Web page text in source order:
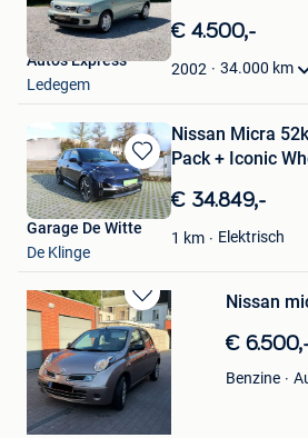
in
Mijn
Favorieten
€ 4.500,-
2002 34.000 km
Autos Express
Ledegem
Bewaren
in
Mijn
Favorieten
Nissan Micra
Pack + Iconic
€ 34.849,-
1 km Elektrisch
Garage De Witte
De Klinge
Bewaren
in
Mijn
Favorieten
Nissan
€
Benzine
Jakup K
Destelbergen